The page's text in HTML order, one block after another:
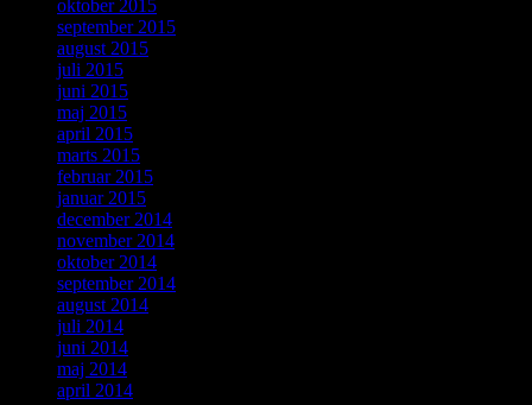
oktober 2015
september 2015
august 2015
juli 2015
juni 2015
maj 2015
april 2015
marts 2015
februar 2015
januar 2015
december 2014
november 2014
oktober 2014
september 2014
august 2014
juli 2014
juni 2014
maj 2014
april 2014